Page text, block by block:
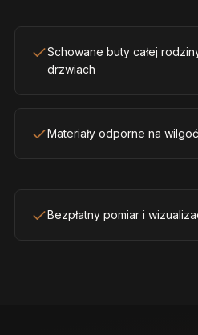
Schowane buty całej
drzwiach
Materiały odporne na
Bezpłatny pomiar i